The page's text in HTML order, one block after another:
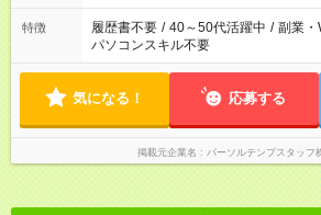
特徴 履歴書不要 / 40～50代活躍中 / 副業・
パソコンスキル不要
気になる！ 応募する
掲載元企業名 パーソルテンプスタッフ